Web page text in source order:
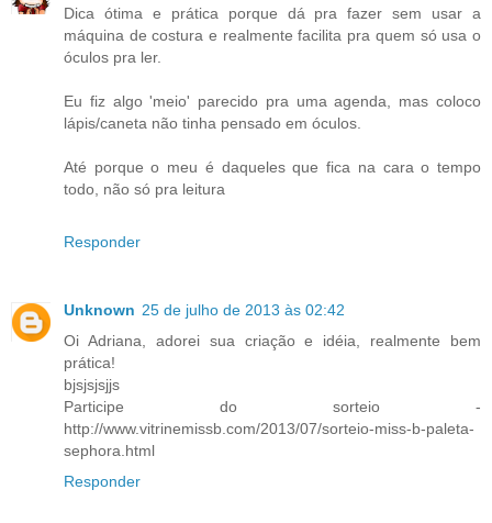
Dica ótima e prática porque dá pra fazer sem usar a
máquina de costura e realmente facilita pra quem só usa o
óculos pra ler.
Eu fiz algo 'meio' parecido pra uma agenda, mas coloco
lápis/caneta não tinha pensado em óculos.
Até porque o meu é daqueles que fica na cara o tempo
todo, não só pra leitura
Responder
Unknown 25 de julho de 2013 às 02:42
Oi Adriana, adorei sua criação e idéia, realmente bem
prática!
bjsjsjsjjs
Participe do sorteio -
http://www.vitrinemissb.com/2013/07/sorteio-miss-b-paleta-
sephora.html
Responder